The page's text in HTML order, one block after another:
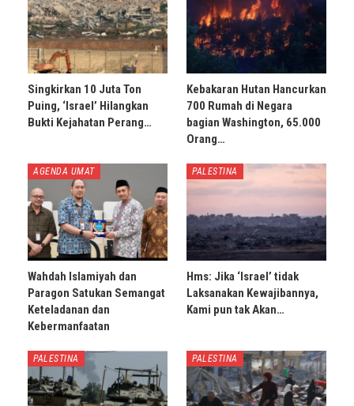
Singkirkan 10 Juta Ton
Puing, ‘Israel’ Hilangkan
Bukti Kejahatan Perang…
Kebakaran Hutan Hancurkan
700 Rumah di Negara
bagian Washington, 65.000
Orang…
AGENDA UMAT
Wahdah Islamiyah dan
Paragon Satukan Semangat
Keteladanan dan
Kebermanfaatan
PALESTINA
Hms: Jika ‘Israel’ tidak
Laksanakan Kewajibannya,
Kami pun tak Akan…
PALESTINA PALESTINA